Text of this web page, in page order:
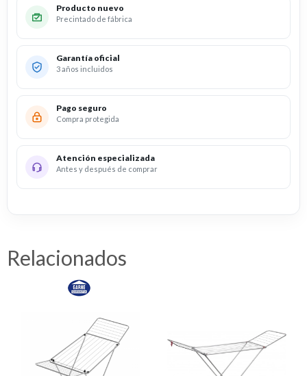
Producto nuevo
Precintado de fábrica
Garantía oficial
3 años incluidos
Pago seguro
Compra protegida
Atención especializada
Antes y después de comprar
Relacionados